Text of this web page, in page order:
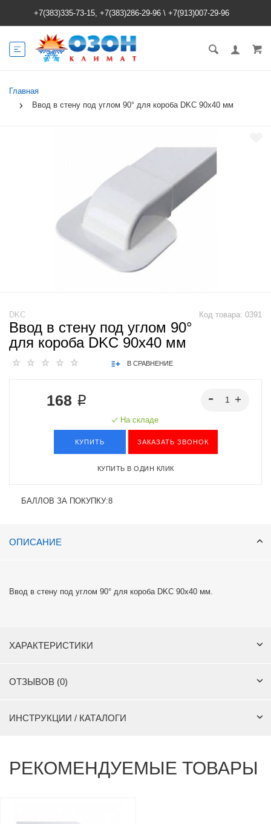
+7(383)335-73-15, +7(383)286-29-96 \ +7(913)007-29-96
Главная
Ввод в стену под углом 90° для короба DKC 90х40 мм
Код товара: 0391
DKC
Ввод в стену под углом 90°
для короба DKC 90х40 мм
В СРАВНЕНИЕ
168 ₽
На складе
КУПИТЬ ЗАКАЗАТЬ ЗВОНОК
КУПИТЬ В ОДИН КЛИК
БАЛЛОВ ЗА ПОКУПКУ:8
ОПИСАНИЕ
Ввод в стену под углом 90° для короба DKC 90х40 мм.
ХАРАКТЕРИСТИКИ
ОТЗЫВОВ (0)
ИНСТРУКЦИИ / КАТАЛОГИ
РЕКОМЕНДУЕМЫЕ ТОВАРЫ